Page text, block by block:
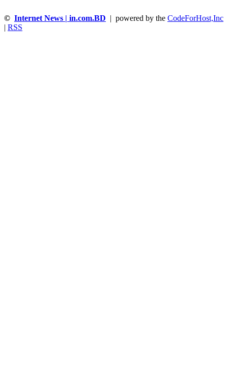
© Internet News | in.com.BD | powered by the CodeForHost,Inc
RSS